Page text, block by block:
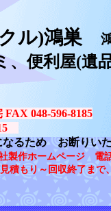
ル)鴻巣
、便利屋(遺
048-596-8185
なるため お断り
製作ホームページ 電
積もり～回収終了まで